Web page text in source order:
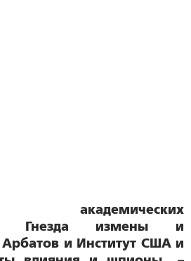
академических
– Гнезда измены и
Арбатов и Институт США и